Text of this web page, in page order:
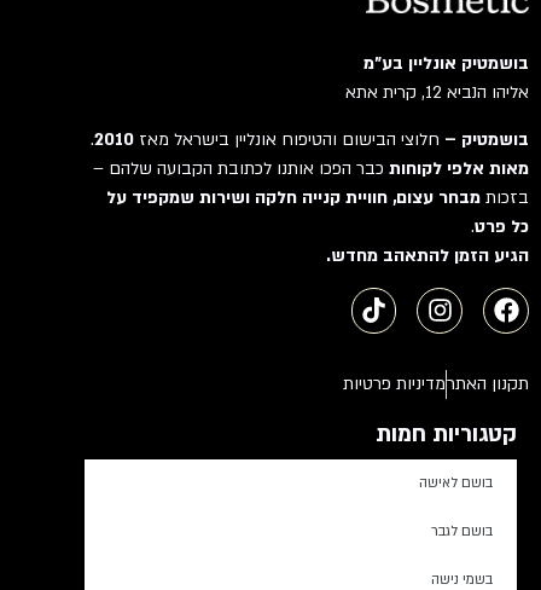
בושמטיק אונליין בע"מ
אליהו הנביא 12, קרית אתא
בושמטיק –חלוצי הבישום והטיפוח אונליין בישראל מאז2010
.
מאות אלפי לקוחותכבר הפכו אותנו לכתובת הקבועה שלהם –
בזכותמבחר עצום, חוויית קנייה חלקה ושירות שמקפיד על
כל פרט.
הגיע הזמן להתאהב מחדש.
תקנון האתרמדיניות פרטיות
קטגוריות חמות
בושם לאישה
בושם לגבר
בשמי נישה